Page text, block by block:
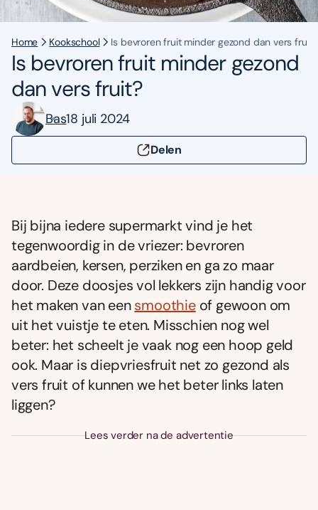
Home Kookschool Is bevroren fruit minder gezond dan vers fruit?
Is bevroren fruit minder gezond
dan vers fruit?
Bas18 juli 2024
Delen
Bij bijna iedere supermarkt vind je het
tegenwoordig in de vriezer: bevroren
aardbeien, kersen, perziken en ga zo maar
door. Deze doosjes vol lekkers zijn handig voor
het maken van eensmoothieof gewoon om
uit het vuistje te eten. Misschien nog wel
beter: het scheelt je vaak nog een hoop geld
ook. Maar is diepvriesfruit net zo gezond als
vers fruit of kunnen we het beter links laten
liggen?
Lees verder na de advertentie